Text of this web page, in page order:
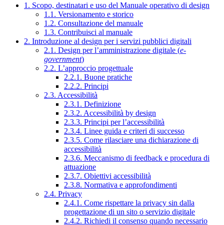
1. Scopo, destinatari e uso del Manuale operativo di design
1.1. Versionamento e storico
1.2. Consultazione del manuale
1.3. Contribuisci al manuale
2. Introduzione al design per i servizi pubblici digitali
2.1. Design per l’amministrazione digitale (e-
government)
2.2. L’approccio progettuale
2.2.1. Buone pratiche
2.2.2. Principi
2.3. Accessibilità
2.3.1. Definizione
2.3.2. Accessibilità by design
2.3.3. Principi per l’accessibilità
2.3.4. Linee guida e criteri di successo
2.3.5. Come rilasciare una dichiarazione di
accessibilità
2.3.6. Meccanismo di feedback e procedura di
attuazione
2.3.7. Obiettivi accessibilità
2.3.8. Normativa e approfondimenti
2.4. Privacy
2.4.1. Come rispettare la privacy sin dalla
progettazione di un sito o servizio digitale
2.4.2. Richiedi il consenso quando necessario